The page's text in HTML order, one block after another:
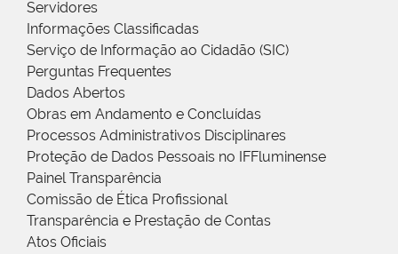
Servidores
Informações Classificadas
Serviço de Informação ao Cidadão (SIC)
Perguntas Frequentes
Dados Abertos
Obras em Andamento e Concluídas
Processos Administrativos Disciplinares
Proteção de Dados Pessoais no IFFluminense
Painel Transparência
Comissão de Ética Profissional
Transparência e Prestação de Contas
Atos Oficiais